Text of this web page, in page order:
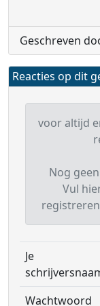
Geschreven
Reacties op dit
voor altijd
Nog
Vul
Je
Wachtwoord